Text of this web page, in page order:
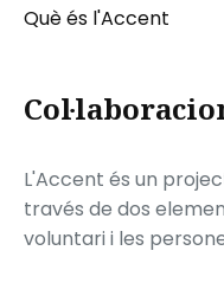
Què és l'Accent
L'Accent és un
través de dos
voluntari i les